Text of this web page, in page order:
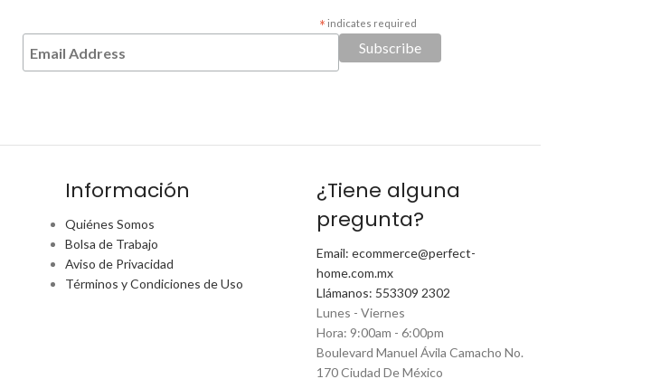
* indicates required
Información
Quiénes Somos
Bolsa de Trabajo
Aviso de Privacidad
Términos y Condiciones de Uso
¿Tiene alguna
pregunta?
Email: ecommerce@perfect-
home.com.mx
Llámanos: 553309 2302
Lunes - Viernes
Hora: 9:00am - 6:00pm
Boulevard Manuel Ávila Camacho No.
170 Ciudad De México